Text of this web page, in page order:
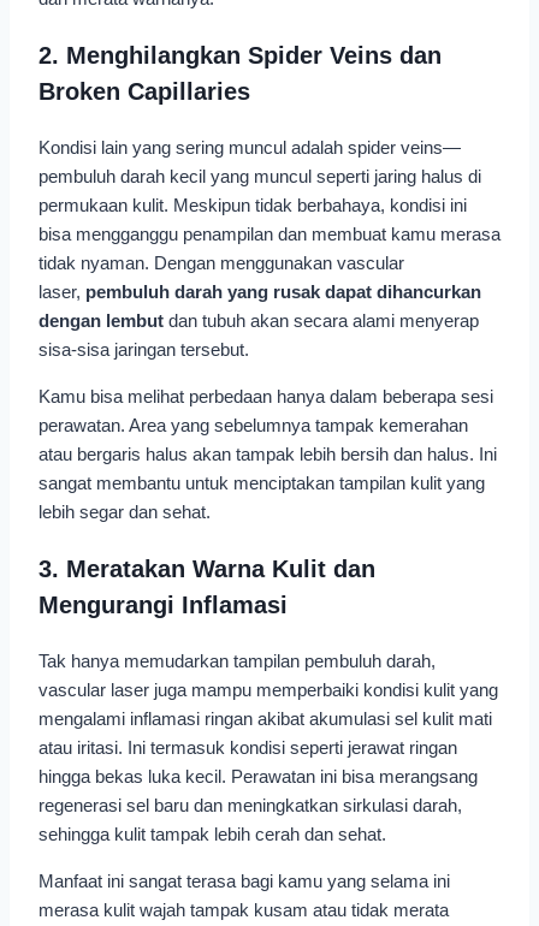
2. Menghilangkan Spider Veins dan
Broken Capillaries
Kondisi lain yang sering muncul adalah spider veins—
pembuluh darah kecil yang muncul seperti jaring halus di
permukaan kulit. Meskipun tidak berbahaya, kondisi ini
bisa mengganggu penampilan dan membuat kamu merasa
tidak nyaman. Dengan menggunakan vascular
laser, pembuluh darah yang rusak dapat dihancurkan
dengan lembut dan tubuh akan secara alami menyerap
sisa-sisa jaringan tersebut.
Kamu bisa melihat perbedaan hanya dalam beberapa sesi
perawatan. Area yang sebelumnya tampak kemerahan
atau bergaris halus akan tampak lebih bersih dan halus. Ini
sangat membantu untuk menciptakan tampilan kulit yang
lebih segar dan sehat.
3. Meratakan Warna Kulit dan
Mengurangi Inflamasi
Tak hanya memudarkan tampilan pembuluh darah,
vascular laser juga mampu memperbaiki kondisi kulit yang
mengalami inflamasi ringan akibat akumulasi sel kulit mati
atau iritasi. Ini termasuk kondisi seperti jerawat ringan
hingga bekas luka kecil. Perawatan ini bisa merangsang
regenerasi sel baru dan meningkatkan sirkulasi darah,
sehingga kulit tampak lebih cerah dan sehat.
Manfaat ini sangat terasa bagi kamu yang selama ini
merasa kulit wajah tampak kusam atau tidak merata